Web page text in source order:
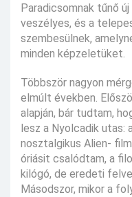
Paradicsomnak tűnő
veszélyes, és a
szembesülnek,
minden képzeletüket.
Többször nagyon
elmúlt években.
alapján, bár tudtam,
lesz a Nyolcadik utas:
nosztalgikus Alien-
óriásit csalódtam, a
kilógó, de eredeti
Másodszor, mikor a